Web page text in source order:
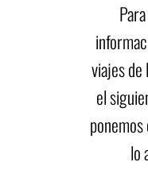
viajes
el
lo